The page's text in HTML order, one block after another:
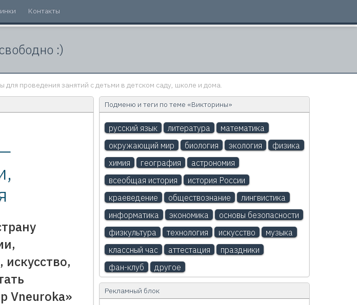
Контакты
:)
проведения занятий с детьми в детском саду, школе и дома.
Vneuroka»
Подменю и теги по теме «Викторины»
русский язык литература
математика
окружающий мир
биология экология
физика
химия
география
астрономия
всеобщая история
история России
краеведение
обществознание
лингвистика
информатика
экономика
основы безопасности
физкультура
технология искусство
музыка
классный час
аттестация
праздники
фан-клуб
другое
Рекламный блок